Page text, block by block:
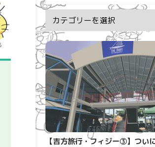
【吉方旅行・フィジー③】つい